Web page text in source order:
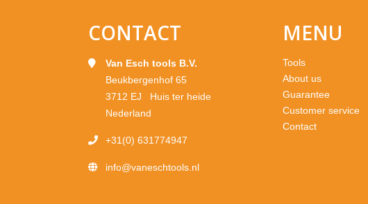
CONTACT
Van Esch tools B.V.
Beukbergenhof 65
3712 EJ Huis ter heide
Nederland
+31(0) 631774947
info@vaneschtools.nl
MENU
Tools
About us
Guarantee
Customer service
Contact